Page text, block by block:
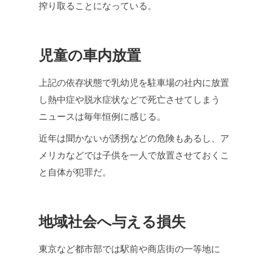
搾り取ることになっている。
児童の車内放置
上記の依存状態で乳幼児を駐車場の社内に放置
し熱中症や脱水症状などで死亡させてしまう
ニュースは毎年恒例に感じる。
近年は聞かないが誘拐などの危険もあるし、ア
メリカなどでは子供を一人で放置させておくこ
と自体が犯罪だ。
地域社会へ与える損失
東京など都市部では駅前や商店街の一等地に